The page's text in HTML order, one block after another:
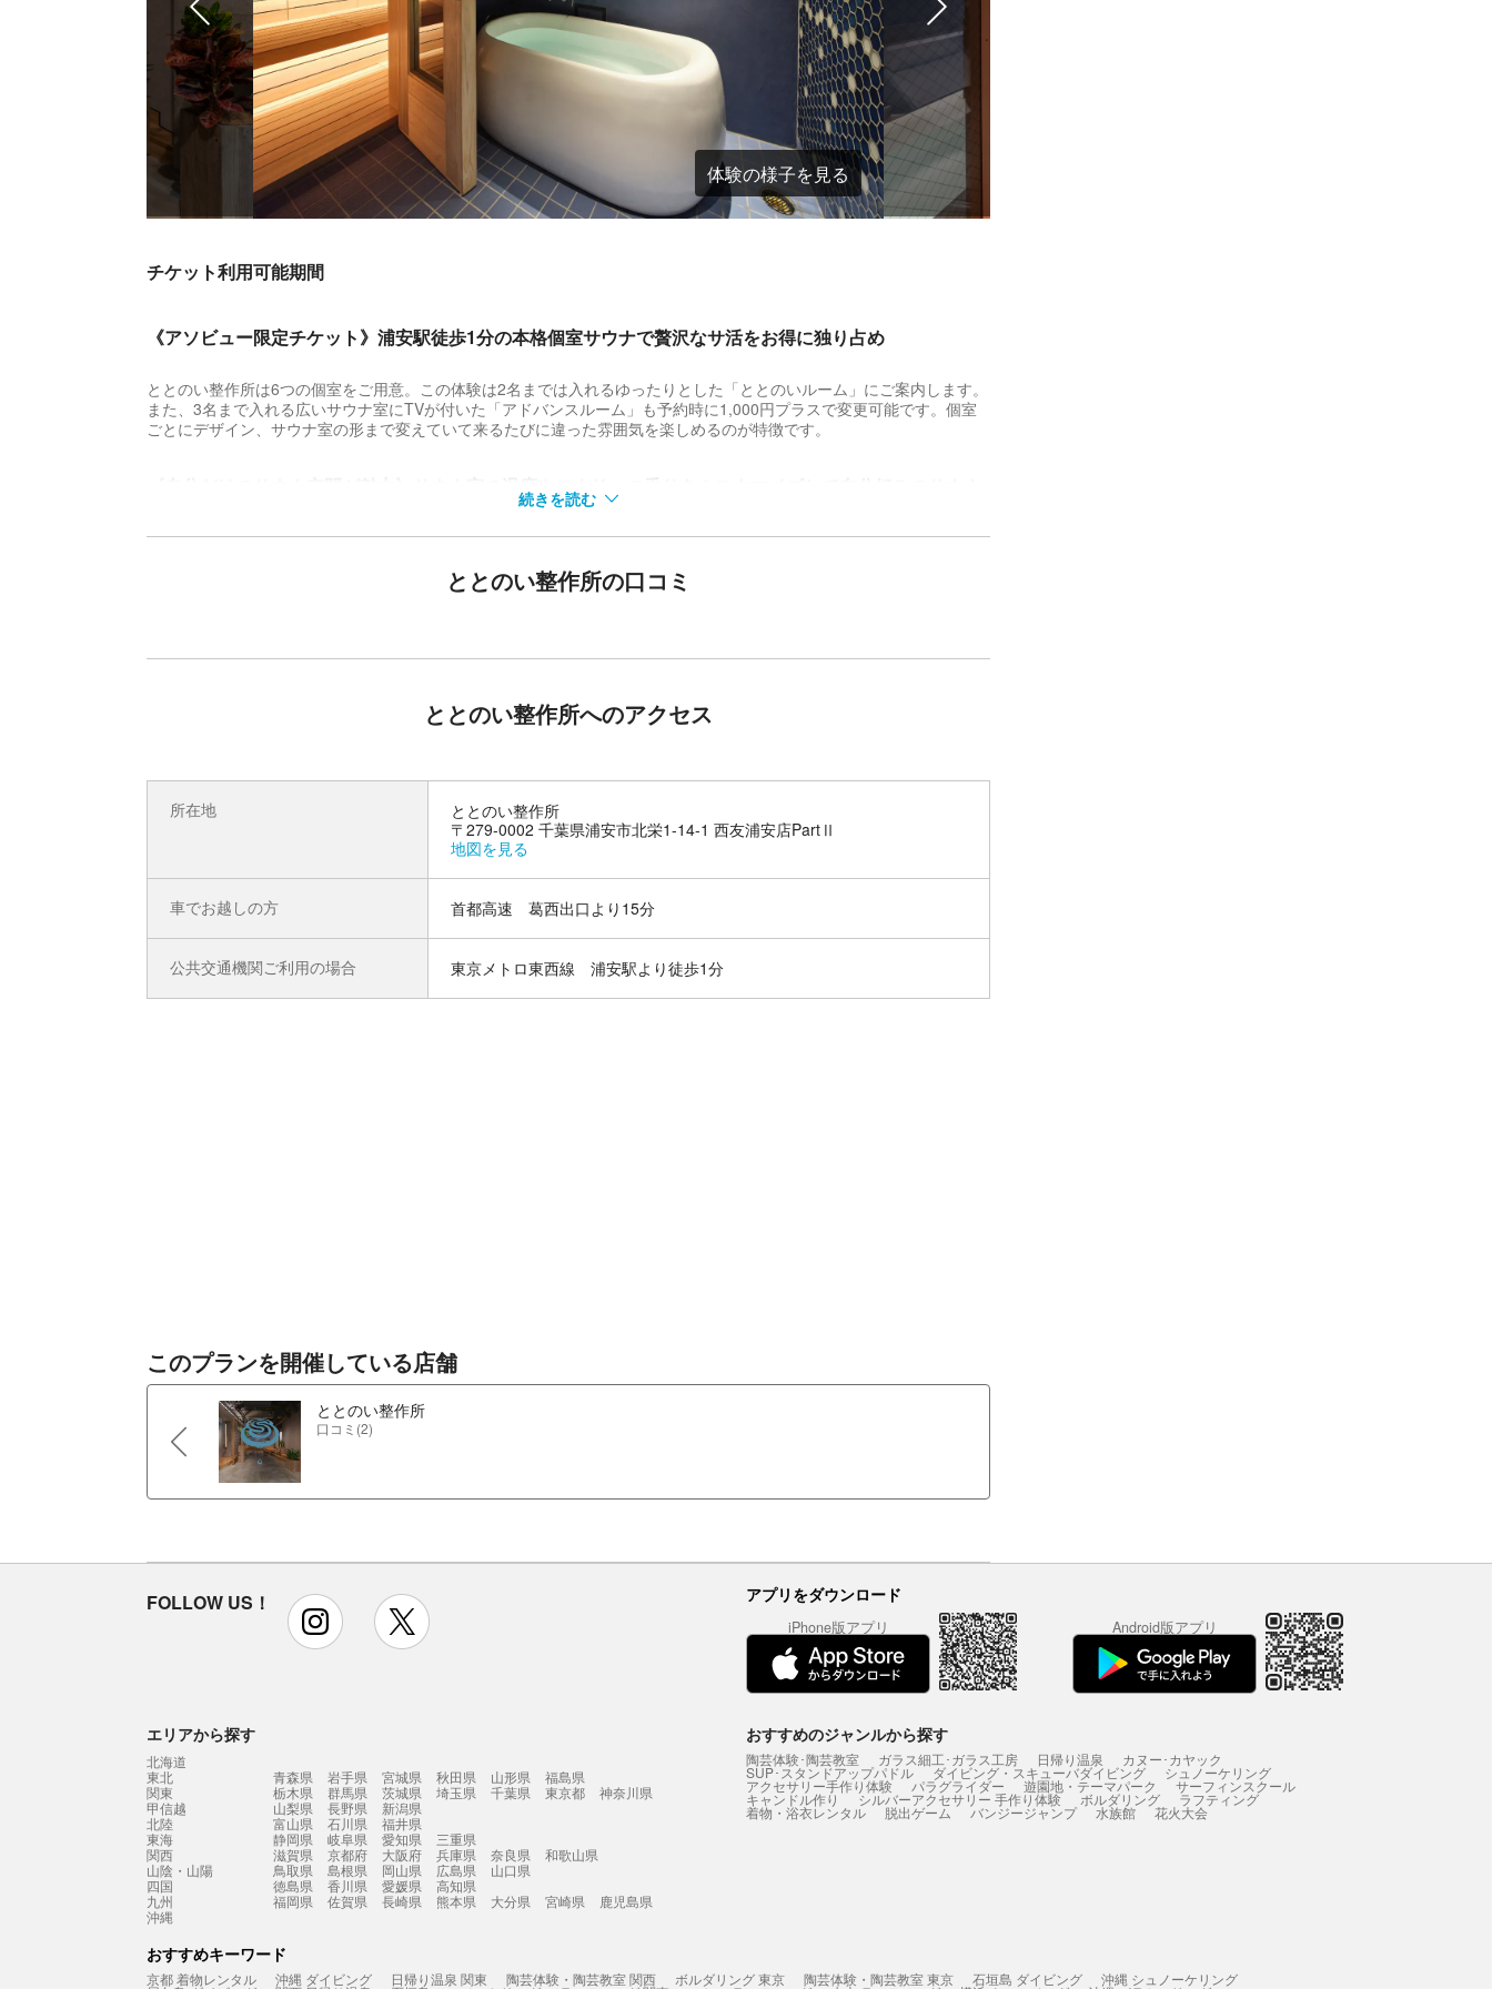
体験の様子を見る
チケット利用可能期間
《アソビュー限定チケット》浦安駅徒歩1分の本格個室サウナで贅沢なサ活をお得に独り占め
ととのい整作所は6つの個室をご用意。この体験は2名までは入れるゆったりとした「ととのいルーム」にご案内します。
また、3名まで入れる広いサウナ室にTVが付いた「アドバンスルーム」も予約時に1,000円プラスで変更可能です。個室
ごとにデザイン、サウナ室の形まで変えていて来るたびに違った雰囲気を楽しめるのが特徴です。
《自分だけのサウナ空間が魅力》サウナ室の温度やロウリュの香りをカスタマイズして自分好みのサウナ
ウナーさんは95℃から100℃に設定してアツアツのサウナと15℃に冷やされたキンキンの水風呂で”ととのう”を体感で
続きを読む
ととのい整作所の口コミ
ととのい整作所へのアクセス
所在地
ととのい整作所
〒279-0002 千葉県浦安市北栄1-14-1 西友浦安店PartⅡ
地図を見る
車でお越しの方 首都高速 葛西出口より15分
公共交通機関ご利用の場合 東京メトロ東西線 浦安駅より徒歩1分
このプランを開催している店舗
ととのい整作所
口コミ(2)
FOLLOW US！ instagram アプリをダウンロード
iPhone版アプリ Android版アプリ
エリアから探す
北海道
東北
青森県 岩手県 宮城県 秋田県 山形県
福島県
関東
栃木県 群馬県 茨城県 埼玉県 千葉県 東京都
神奈川県
甲信越
山梨県 長野県
新潟県
北陸
富山県 石川県
福井県
東海
静岡県 岐阜県 愛知県
三重県
関西
滋賀県 京都府 大阪府 兵庫県 奈良県
和歌山県
山陰・山陽
鳥取県 島根県 岡山県 広島県
山口県
四国
徳島県 香川県 愛媛県
高知県
九州
福岡県 佐賀県 長崎県 熊本県 大分県 宮崎県
鹿児島県
沖縄
おすすめのジャンルから探す
陶芸体験･陶芸教室 ガラス細工･ガラス工房 日帰り温泉 カヌー･カヤック
SUP･スタンドアップパドル ダイビング・スキューバダイビング シュノーケリング
アクセサリー手作り体験 パラグライダー 遊園地・テーマパーク サーフィンスクール
キャンドル作り シルバーアクセサリー 手作り体験 ボルダリング ラフティング
着物・浴衣レンタル 脱出ゲーム バンジージャンプ 水族館 花火大会
おすすめキーワード
京都 着物レンタル 沖縄 ダイビング 日帰り温泉 関東 陶芸体験・陶芸教室 関西 ボルダリング 東京 陶芸体験・陶芸教室 東京 石垣島 ダイビング 沖縄 シュノーケリング